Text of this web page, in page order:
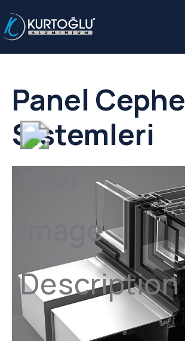
Panel Cephe
Sistemleri